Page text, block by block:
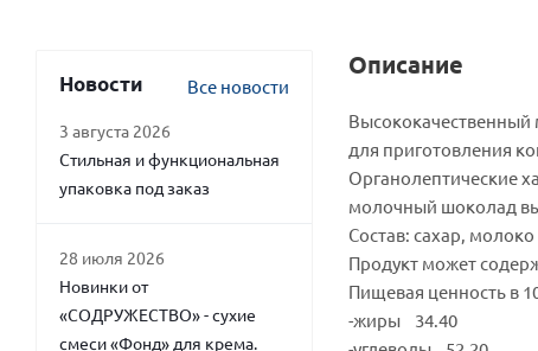
Описание
для приготовления
Органолептические
молочный шоколад
Состав: сахар,
Продукт может
Пищевая ценность в
-жиры 34.40
Новости Все новости
3 августа 2026
Стильная и функциональная
упаковка под заказ
28 июля 2026
Новинки от
«СОДРУЖЕСТВО» - сухие
смеси «Фонд» для крема.